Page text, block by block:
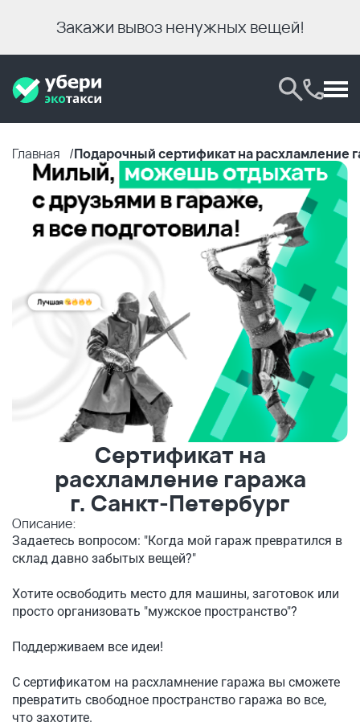
Закажи вывоз ненужных вещей!
Главная Подарочный сертификат на расхламление
Сертификат на
расхламление гаража
г. Санкт-Петербург
Описание:
Задаетесь вопросом: "Когда мой гараж превратился в
склад давно забытых вещей?"
Хотите освободить место для машины, заготовок или
просто организовать "мужское пространство"?
Поддерживаем все идеи!
С сертификатом на расхламнение гаража вы сможете
превратить свободное пространство гаража во все,
что захотите.